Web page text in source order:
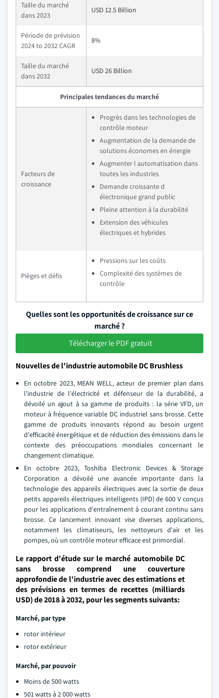
Taille du marché
dans 2023
USD 12.5 Billion
Période de prévision
2024 to 2032 CAGR
8%
Taille du marché
dans 2032
USD 26 Billion
Principales tendances du marché
Facteurs de
croissance
Progrès dans les technologies de
contrôle moteur
Augmentation de la demande de
solutions économes en énergie
Augmenter l automatisation dans
toutes les industries
Demande croissante d
électronique grand public
Pleine attention à la durabilité
Extension des véhicules
électriques et hybrides
Pièges et défis
Pressions sur les coûts
Complexité des systèmes de
contrôle
Quelles sont les opportunités de croissance sur ce
marché ?
Télécharger le PDF gratuit
Nouvelles de l'industrie automobile DC Brushless
En octobre 2023, MEAN WELL, acteur de premier plan dans
l'industrie de l'électricité et défenseur de la durabilité, a
dévoilé un ajout à sa gamme de produits : la série VFD, un
moteur à fréquence variable DC industriel sans brosse. Cette
gamme de produits innovants répond au besoin urgent
d'efficacité énergétique et de réduction des émissions dans le
contexte des préoccupations mondiales concernant le
changement climatique.
En octobre 2023, Toshiba Electronic Devices & Storage
Corporation a dévoilé une avancée importante dans la
technologie des appareils électriques avec la sortie de deux
petits appareils électriques intelligents (IPD) de 600 V conçus
pour les applications d'entraînement à courant continu sans
brosse. Ce lancement innovant vise diverses applications,
notamment les climatiseurs, les nettoyeurs d'air et les
pompes, où un contrôle moteur efficace est primordial.
Le rapport d'étude sur le marché automobile DC
sans brosse comprend une couverture
approfondie de l'industrie avec des estimations et
des prévisions en termes de recettes (milliards
USD) de 2018 à 2032, pour les segments suivants:
Marché, par type
rotor intérieur
rotor extérieur
Marché, par pouvoir
Moins de 500 watts
501 watts à 2 000 watts